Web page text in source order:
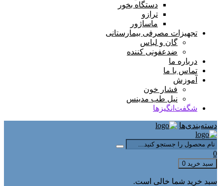
دستگاه بخور
ترازو
ماساژور
تجهیزات مصرفی بیمارستانی
گان و لباس
ضدعفونی کننده
درباره ما
تماس با ما
آموزش
فشار خون
نیل طب مدینس
شگفت‌انگیزها
دسته‌بندی‌ها
0
سبد خرید 0
سبد خرید شما خالی است.